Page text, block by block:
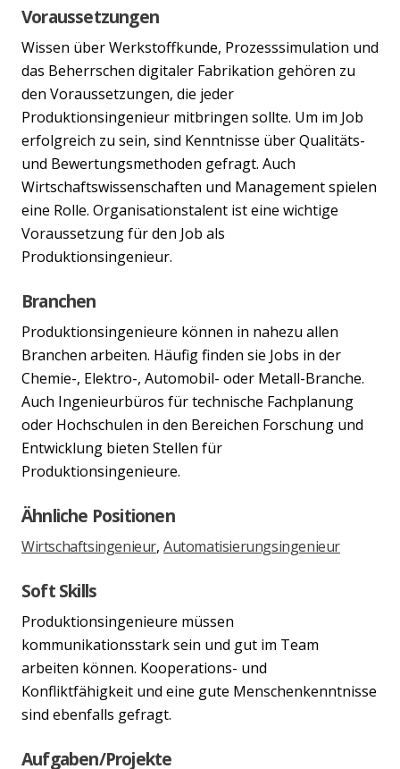
Voraussetzungen
Wissen über Werkstoffkunde, Prozesssimulation und
das Beherrschen digitaler Fabrikation gehören zu
den Voraussetzungen, die jeder
Produktionsingenieur mitbringen sollte. Um im Job
erfolgreich zu sein, sind Kenntnisse über Qualitäts-
und Bewertungsmethoden gefragt. Auch
Wirtschaftswissenschaften und Management spielen
eine Rolle. Organisationstalent ist eine wichtige
Voraussetzung für den Job als
Produktionsingenieur.
Branchen
Produktionsingenieure können in nahezu allen
Branchen arbeiten. Häufig finden sie Jobs in der
Chemie-, Elektro-, Automobil- oder Metall-Branche.
Auch Ingenieurbüros für technische Fachplanung
oder Hochschulen in den Bereichen Forschung und
Entwicklung bieten Stellen für
Produktionsingenieure.
Ähnliche Positionen
Wirtschaftsingenieur, Automatisierungsingenieur
Soft Skills
Produktionsingenieure müssen
kommunikationsstark sein und gut im Team
arbeiten können. Kooperations- und
Konfliktfähigkeit und eine gute Menschenkenntnisse
sind ebenfalls gefragt.
Aufgaben/Projekte